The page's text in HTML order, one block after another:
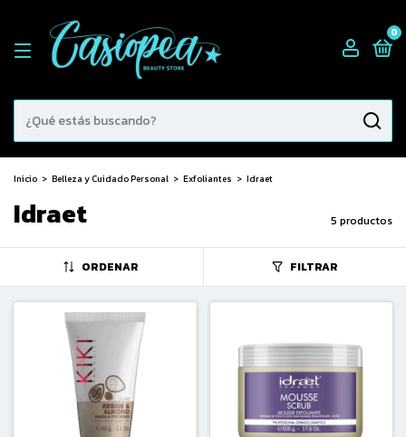
0
Inicio > Belleza y Cuidado Personal > Exfoliantes > Idraet
Idraet 5 productos
ORDENAR FILTRAR